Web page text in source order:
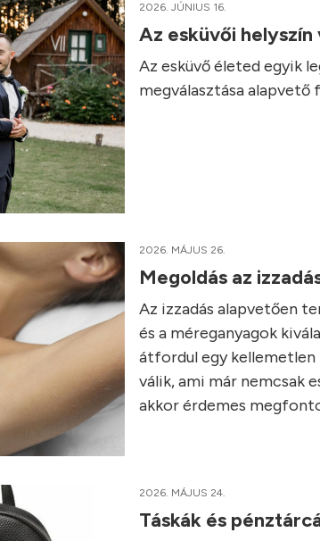
2026. JÚNIUS 16.
Az esküvői helyszín
Az esküvő életed egyik
megválasztása alapvető
2026. MÁJUS 26.
Megoldás az
Az izzadás alapvetően
és a méreganyagok
átfordul egy
válik, ami már nemcsak
akkor érdemes
2026. MÁJUS 24.
Táskák és